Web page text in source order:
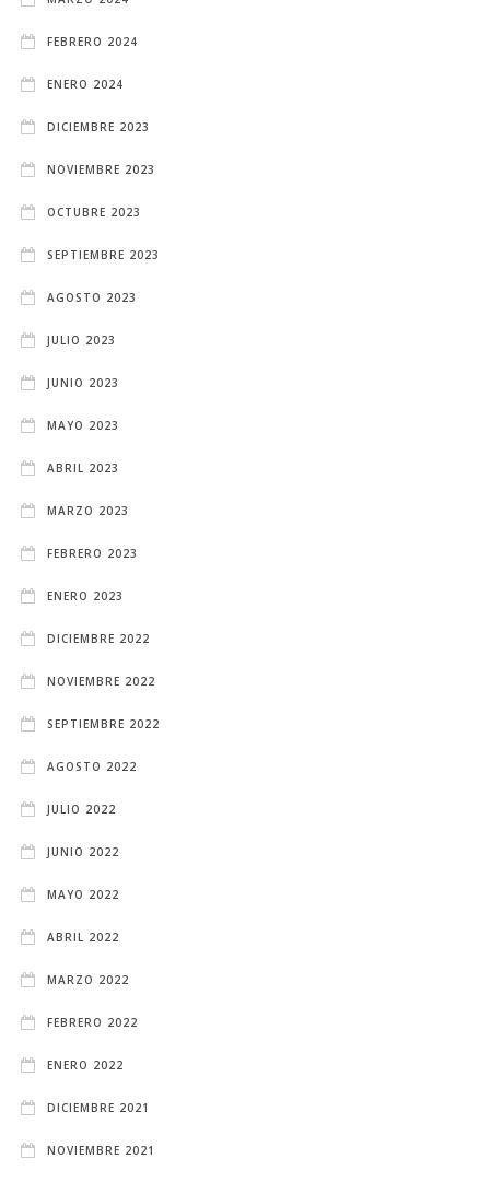
FEBRERO 2024
ENERO 2024
DICIEMBRE 2023
NOVIEMBRE 2023
OCTUBRE 2023
SEPTIEMBRE 2023
AGOSTO 2023
JULIO 2023
JUNIO 2023
MAYO 2023
ABRIL 2023
MARZO 2023
FEBRERO 2023
ENERO 2023
DICIEMBRE 2022
NOVIEMBRE 2022
SEPTIEMBRE 2022
AGOSTO 2022
JULIO 2022
JUNIO 2022
MAYO 2022
ABRIL 2022
MARZO 2022
FEBRERO 2022
ENERO 2022
DICIEMBRE 2021
NOVIEMBRE 2021